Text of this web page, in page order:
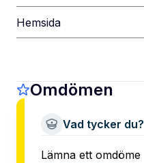
Hemsida
Omdömen
Vad tycker du?
Lämna ett omdöme